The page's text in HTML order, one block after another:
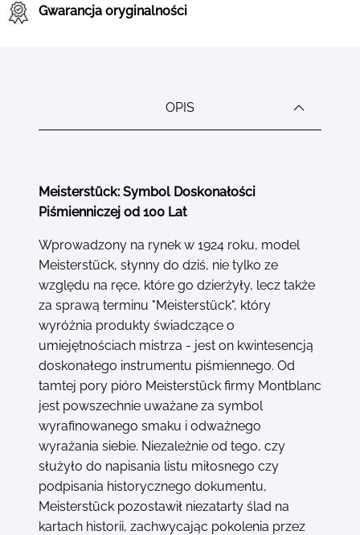
Gwarancja oryginalności
OPIS
Meisterstück: Symbol Doskonałości
Piśmienniczej od 100 Lat
Wprowadzony na rynek w 1924 roku, model
Meisterstück, słynny do dziś, nie tylko ze
względu na ręce, które go dzierżyły, lecz także
za sprawą terminu "Meisterstück", który
wyróżnia produkty świadczące o
umiejętnościach mistrza - jest on kwintesencją
doskonałego instrumentu piśmiennego. Od
tamtej pory pióro Meisterstück firmy Montblanc
jest powszechnie uważane za symbol
wyrafinowanego smaku i odważnego
wyrażania siebie. Niezależnie od tego, czy
służyło do napisania listu miłosnego czy
podpisania historycznego dokumentu,
Meisterstück pozostawił niezatarty ślad na
kartach historii, zachwycając pokolenia przez